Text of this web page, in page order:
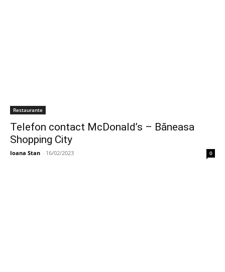
Restaurante
Telefon contact McDonald’s – Băneasa
Shopping City
Ioana Stan - 16/02/2023 0